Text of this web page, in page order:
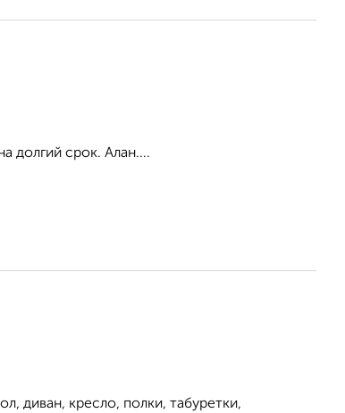
долгий срок. Алан....
диван, кресло, полки, табуретки,